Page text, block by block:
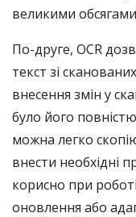
великими обсягами
По-друге, OCR
текст зі
внесення змін у
було його
можна легко
внести необхідні
корисно при
оновлення або